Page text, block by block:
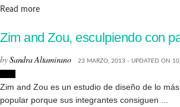
Read moreDetails
Zim and Zou, esculpiendo con
bySandra Altamirano 23 MARZO, 2013 - UPDATED ON 10
Zim and Zou es un estudio de diseño de lo
popular porque sus integrantes consiguen ...